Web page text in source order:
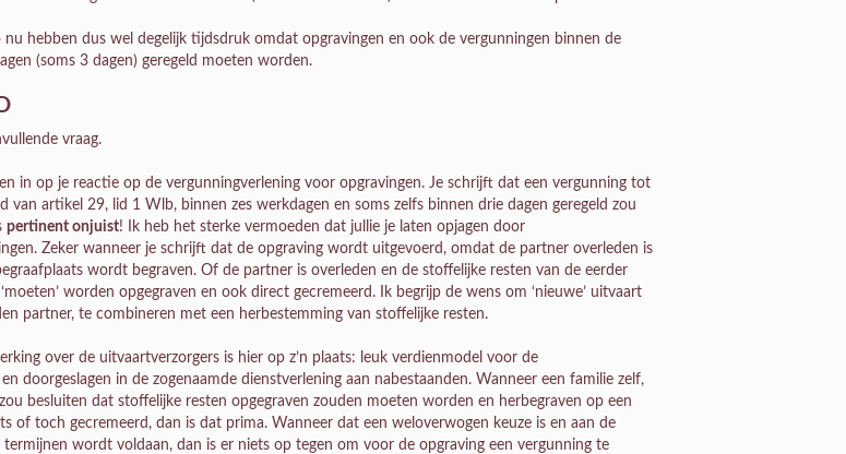
nu hebben dus wel degelijk tijdsdruk omdat opgravingen en ook de vergunningen binnen de
(soms 3 dagen) geregeld moeten worden.
vraag.
in op je reactie op de vergunningverlening voor opgravingen. Je schrijft dat een vergunning tot
van artikel 29, lid 1 Wlb, binnen zes werkdagen en soms zelfs binnen drie dagen geregeld zou
pertinent onjuist! Ik heb het sterke vermoeden dat jullie je laten opjagen door
Zeker wanneer je schrijft dat de opgraving wordt uitgevoerd, omdat de partner overleden is
wordt begraven. Of de partner is overleden en de stoffelijke resten van de eerder
worden opgegraven en ook direct gecremeerd. Ik begrijp de wens om ‘nieuwe’ uitvaart
partner, te combineren met een herbestemming van stoffelijke resten.
over de uitvaartverzorgers is hier op z’n plaats: leuk verdienmodel voor de
doorgeslagen in de zogenaamde dienstverlening aan nabestaanden. Wanneer een familie zelf,
besluiten dat stoffelijke resten opgegraven zouden moeten worden en herbegraven op een
of toch gecremeerd, dan is dat prima. Wanneer dat een weloverwogen keuze is en aan de
termijnen wordt voldaan, dan is er niets op tegen om voor de opgraving een vergunning te